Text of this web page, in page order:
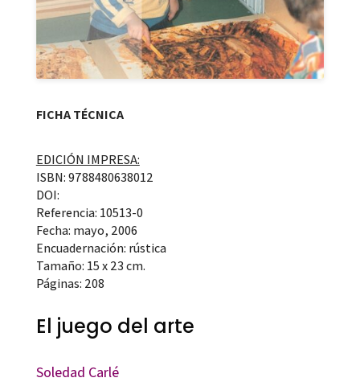
FICHA TÉCNICA
EDICIÓN IMPRESA:
ISBN: 9788480638012
DOI:
Referencia: 10513-0
Fecha: mayo, 2006
Encuadernación: rústica
Tamaño: 15 x 23 cm.
Páginas: 208
El juego del arte
Soledad Carlé